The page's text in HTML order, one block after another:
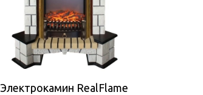
Электрокамин RealFlame